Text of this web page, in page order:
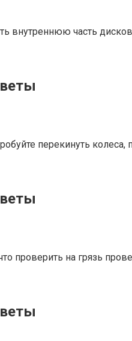
внутреннюю часть
перекинуть колеса,
проверить на грязь